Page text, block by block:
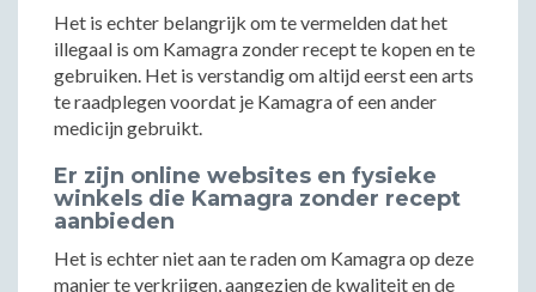
Het is echter belangrijk om te vermelden dat het
illegaal is om Kamagra zonder recept te kopen en te
gebruiken. Het is verstandig om altijd eerst een arts
te raadplegen voordat je Kamagra of een ander
medicijn gebruikt.
Er zijn online websites en fysieke
winkels die Kamagra zonder recept
aanbieden
Het is echter niet aan te raden om Kamagra op deze
manier te verkrijgen, aangezien de kwaliteit en de